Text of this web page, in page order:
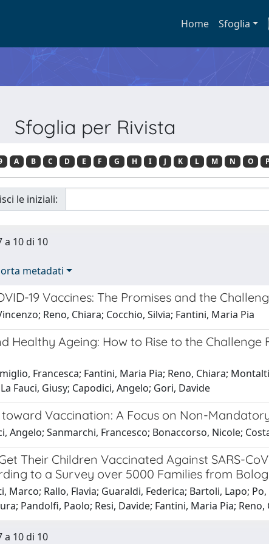
Home Sfoglia
Sfoglia per Rivista
A B C D E F G H I J K L M N O P
le iniziali:
10 di 10
metadati
19 Vaccines: The Promises and the
Reno, Chiara; Cocchio, Silvia; Fantini, Maria Pia
Healthy Ageing: How to Rise to the Challenge
Francesca; Fantini, Maria Pia; Reno, Chiara;
Fauci, Giusy; Capodici, Angelo; Gori, Davide
toward Vaccination: A Focus on Non-
Angelo; Sanmarchi, Francesco; Bonaccorso, Nicole;
Their Children Vaccinated Against SARS-
to a Survey over 5000 Families from
Marco; Rallo, Flavia; Guaraldi, Federica; Bartoli, Lapo;
Pandolfi, Paolo; Resi, Davide; Fantini, Maria Pia;
10 di 10